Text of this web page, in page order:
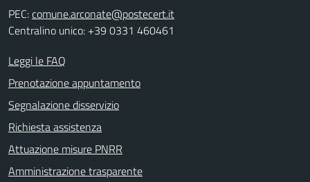
PEC:comune.arconate@postecert.it
Centralino unico: +39 0331 460461
Leggi le FAQ
Prenotazione appuntamento
Segnalazione disservizio
Richiesta assistenza
Attuazione misure PNRR
Amministrazione trasparente